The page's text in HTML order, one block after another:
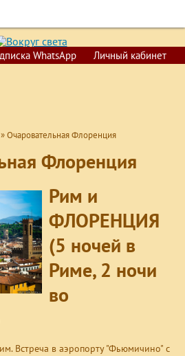
WhatsApp Личный кабинет
ГЛАВНАЯ
ПОИСК ТУРОВ
КРУИЗЫ
ОБУЧЕНИЕ
ВИЗЫ
О КОМПАНИИ
КОНТАКТЫ
»Очаровательная Флоренция
Флоренция
Рим и
ФЛОРЕНЦИЯ
(5 ночей в
Риме, 2 ночи
во
. Встреча в аэропорту "Фьюмичино" с